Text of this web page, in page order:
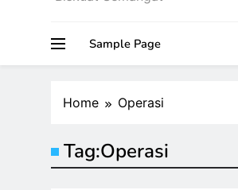
Sample Page
Home Operasi
Tag:Operasi